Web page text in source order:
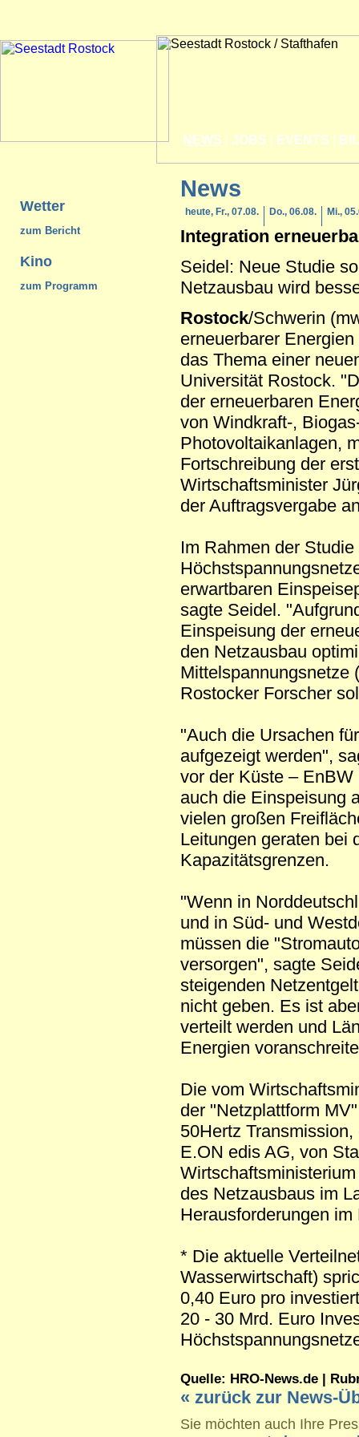
NEWS JOBS EVENTS
Wetter
zum Bericht
Kino
zum Programm
News
heute, Fr., 07.08. Do., 06.08. Mi.,
Integration
Seidel: Neue Studie
Netzausbau wird
Rostock/Schwerin
erneuerbarer
das Thema einer
Universität Rostock.
der erneuerbaren
von Windkraft-,
Photovoltaikanlagen,
Fortschreibung der
Wirtschaftsminister
der Auftragsvergabe
Im Rahmen der
erwartbaren
sagte Seidel.
Einspeisung der
den Netzausbau
Mittelspannungsnetze
Rostocker Forscher
"Auch die Ursachen
aufgezeigt werden",
vor der Küste –
auch die Einspeisung
vielen großen
Leitungen geraten bei
Kapazitätsgrenzen.
"Wenn in
und in Süd- und
müssen die
versorgen", sagte
steigenden
nicht geben. Es ist
verteilt werden und
Energien
Die vom
der "Netzplattform
50Hertz
E.ON edis AG, von
des Netzausbaus im
Herausforderungen
* Die aktuelle
Wasserwirtschaft)
0,40 Euro pro
20 - 30 Mrd. Euro
Quelle: HRO-News.de |
« zurück zur News-
Sie möchten auch Ihre